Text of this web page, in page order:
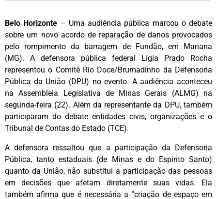
Belo Horizonte – Uma audiência pública marcou o debate
sobre um novo acordo de reparação de danos provocados
pelo rompimento da barragem de Fundão, em Mariana
(MG). A defensora pública federal Lígia Prado Rocha
representou o Comitê Rio Doce/Brumadinho da Defensoria
Pública da União (DPU) no evento. A audiência aconteceu
na Assembleia Legislativa de Minas Gerais (ALMG) na
segunda-feira (22). Além da representante da DPU, também
participaram do debate entidades civis, organizações e o
Tribunal de Contas do Estado (TCE).
A defensora ressaltou que a participação da Defensoria
Pública, tanto estaduais (de Minas e do Espírito Santo)
quanto da União, não substitui a participação das pessoas
em decisões que afetam diretamente suas vidas. Ela
também afirma que é necessária a “criação de espaço em